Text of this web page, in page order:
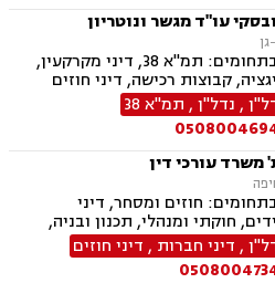
עו"ד מגשר ונוטריון
המשרד עוסק בתחומים: תמ"א 38, דיני מקרקעין,
קבוצות רכישה, דיני חוזים
, נדל"ן, תמ"א 38
משרד עורכי דין
חוזים ומסחר, דיני
חוקתי ומנהלי, תכנון ובניה,
, דיני חברות , דיני חוזים